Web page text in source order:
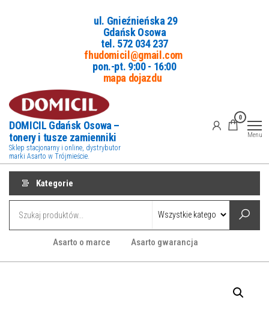
ul. Gnieźnieńska 29
Gdańsk Osowa
tel. 572 034 237
fhudomicil@gmail.com
pon.-pt. 9:00 - 16:00
mapa dojazdu
DOMICIL Gdańsk Osowa –
tonery i tusze zamienniki
Sklep stacjonarny i online, dystrybutor
marki Asarto w Trójmieście.
0
Menu
Kategorie
Asarto o marce Asarto gwarancja